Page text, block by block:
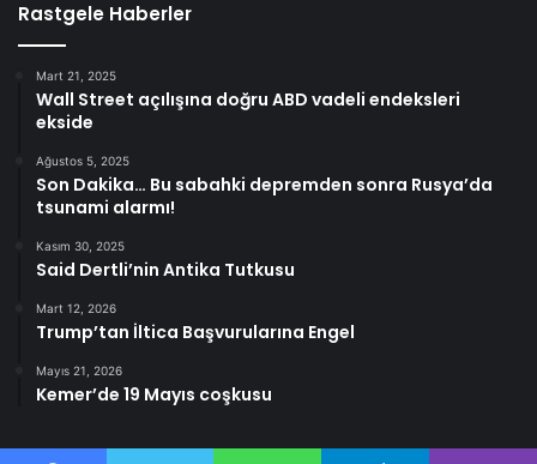
Rastgele Haberler
Mart 21, 2025
Wall Street açılışına doğru ABD vadeli endeksleri
ekside
Ağustos 5, 2025
Son Dakika… Bu sabahki depremden sonra Rusya’da
tsunami alarmı!
Kasım 30, 2025
Said Dertli’nin Antika Tutkusu
Mart 12, 2026
Trump’tan İltica Başvurularına Engel
Mayıs 21, 2026
Kemer’de 19 Mayıs coşkusu